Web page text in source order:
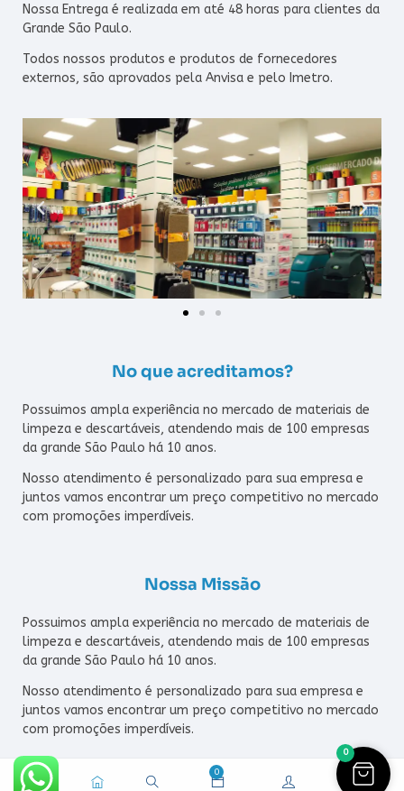
Nossa Entrega é realizada em até 48 horas para clientes da
Grande São Paulo.
Todos nossos produtos e produtos de fornecedores
externos, são aprovados pela Anvisa e pelo Imetro.
No que acreditamos?
Possuimos ampla experiência no mercado de materiais de
limpeza e descartáveis, atendendo mais de 100 empresas
da grande São Paulo há 10 anos.
Nosso atendimento é personalizado para sua empresa e
juntos vamos encontrar um preço competitivo no mercado
com promoções imperdíveis.
Nossa Missão
Possuimos ampla experiência no mercado de materiais de
limpeza e descartáveis, atendendo mais de 100 empresas
da grande São Paulo há 10 anos.
Nosso atendimento é personalizado para sua empresa e
juntos vamos encontrar um preço competitivo no mercado
com promoções imperdíveis.
0
0